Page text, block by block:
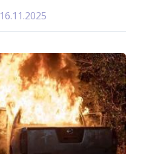
16.11.2025 - 18:45